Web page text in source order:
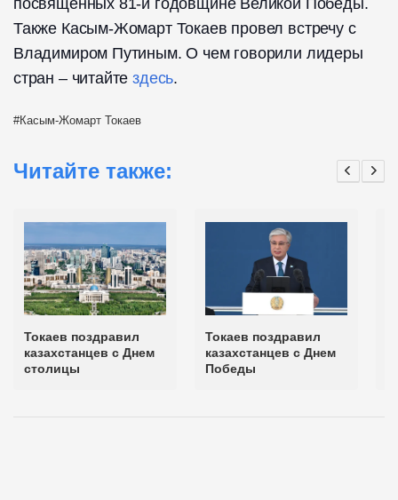
посвященных 81-й годовщине Великой Победы.
Также Касым-Жомарт Токаев провел встречу с
Владимиром Путиным. О чем говорили лидеры
стран – читайтездесь.
Касым-Жомарт Токаев
Читайте также:
Токаев поздравил
казахстанцев с Днем
столицы
Токаев поздравил
казахстанцев с Днем
Победы